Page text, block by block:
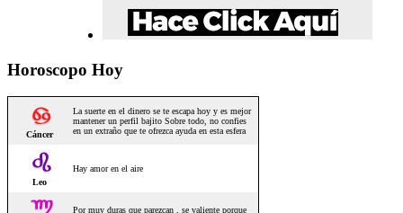
Horoscopo Hoy